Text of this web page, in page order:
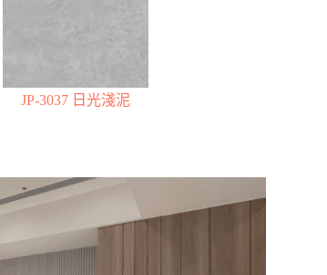
JP-3037 日光淺泥